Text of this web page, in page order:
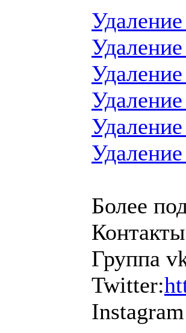
Более
Группа
Twitter: